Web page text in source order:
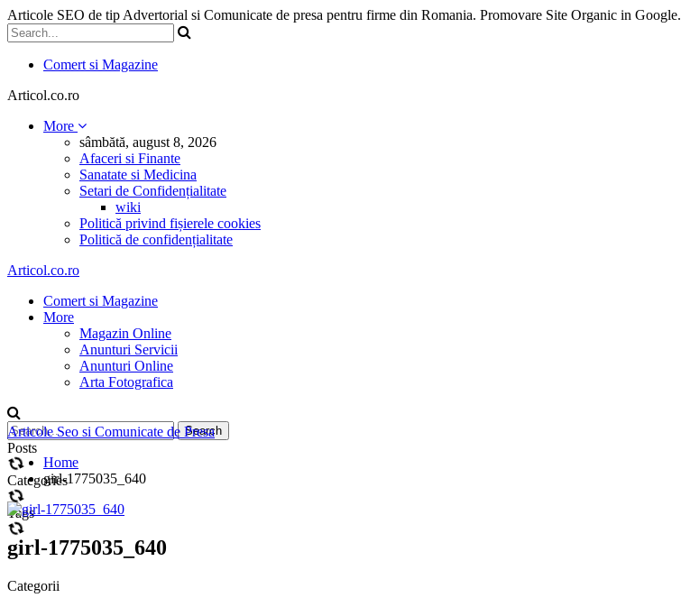
Articole SEO de tip Advertorial si Comunicate de presa pentru firme din Romania. Promovare Site Organic in Google.
Comert si Magazine
Articol.co.ro
More
sâmbătă, august 8, 2026
Afaceri si Finante
Sanatate si Medicina
Setari de Confidențialitate
wiki
Politică privind fișierele cookies
Politică de confidențialitate
Articol.co.ro
Comert si Magazine
More
Magazin Online
Anunturi Servicii
Anunturi Online
Arta Fotografica
Posts
Categories
Tags
Articole Seo si Comunicate de Presa
Home
girl-1775035_640
girl-1775035_640
Categorii